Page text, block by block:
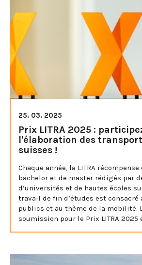
25. 03. 2025
Prix LITRA 2025 :
l'élaboration des
suisses !
Chaque année, la LITRA
bachelor et de master rédigés par
d’universités et de hautes écoles
travail de fin d’études est consacré
publics et au thème de la mobilité.
soumission pour le Prix LITRA 2025